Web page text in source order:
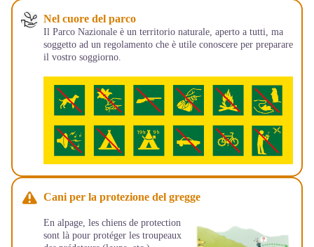
Nel cuore del parco
Il Parco Nazionale è un territorio naturale, aperto a tutti, ma
soggetto ad un regolamento che è utile conoscere per preparare
il vostro soggiorno.
Cani per la protezione del gregge
En alpage, les chiens de protection
sont là pour protéger les troupeaux